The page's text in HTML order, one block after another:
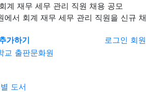
계 재무 세무 관리 직원 채용 공모
에서 회계 재무 세무 관리 직원을 신규
가하기 로그인 회
도서